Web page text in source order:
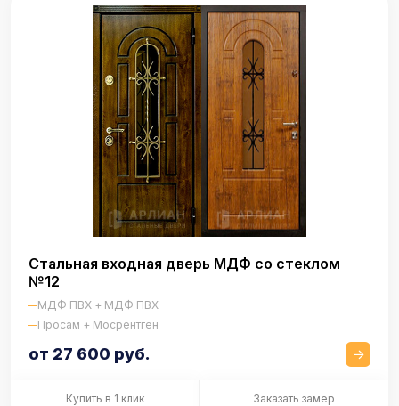
Стальная входная дверь МДФ со стеклом
№12
МДФ ПВХ + МДФ ПВХ
Просам + Мосрентген
от 27 600 руб.
Купить в 1 клик Заказать замер